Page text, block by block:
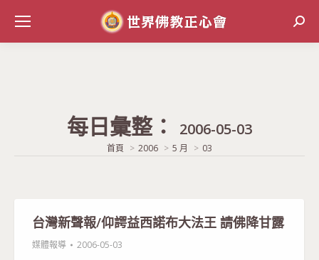
每日彙整： 2006-05-03
當前位置:
首頁 2006 5 月 03
台灣新聲報/仰諤益西諾布大法王 請佛降甘露
媒體報導 2006-05-03